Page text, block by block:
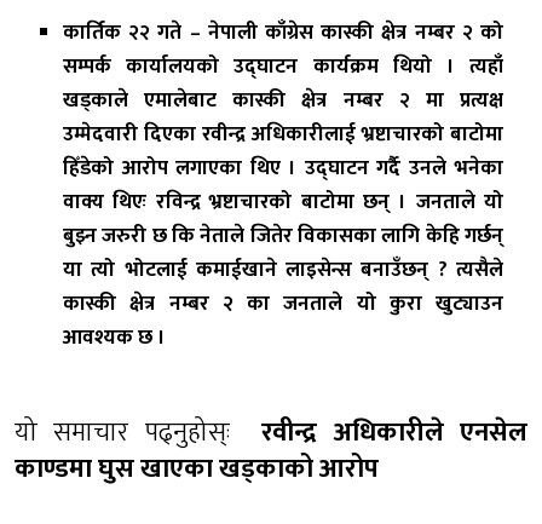
कार्तिक २२ गते – नेपाली काँग्रेस कास्की क्षेत्र नम्बर २ को
सम्पर्क कार्यालयको उद्घाटन कार्यक्रम थियो । त्यहाँ
खड्काले एमालेबाट कास्की क्षेत्र नम्बर २ मा प्रत्यक्ष
उम्मेदवारी दिएका रवीन्द्र अधिकारीलाई भ्रष्टाचारको बाटोमा
हिँडेको आरोप लगाएका थिए । उद्घाटन गर्दै उनले भनेका
वाक्य थिएः रविन्द्र भ्रष्टाचारको बाटोमा छन् । जनताले यो
बुझ्न जरुरी छ कि नेताले जितेर विकासका लागि केहि गर्छन्
या त्यो भोटलाई कमाईखाने लाइसेन्स बनाउँछन् ? त्यसैले
कास्की क्षेत्र नम्बर २ का जनताले यो कुरा खुट्याउन
आवश्यक छ ।
यो समाचार पढ्नुहोस्ःरवीन्द्र अधिकारीले एनसेल
काण्डमा घुस खाएका खड्काको आरोप